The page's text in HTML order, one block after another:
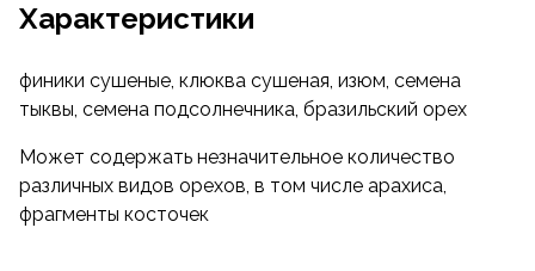
Характеристики
финики сушеные, клюква сушеная, изюм, семена
тыквы, семена подсолнечника, бразильский орех
Может содержать незначительное количество
различных видов орехов, в том числе арахиса,
фрагменты косточек